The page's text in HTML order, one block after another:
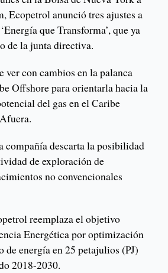
Ecopetrol anunció tres ajustes a
que Transforma’, que ya
de la junta directiva.
ver con cambios en la palanca
Offshore para orientarla hacia la
del gas en el Caribe
compañía descarta la posibilidad
de exploración de
no convencionales
reemplaza el objetivo
Energética por optimización
de energía en 25 petajulios (PJ)
2018-2030.